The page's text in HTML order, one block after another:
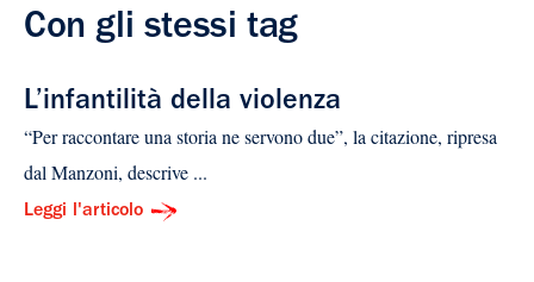
Con gli stessi tag
L’infantilità della violenza
“Per raccontare una storia ne servono due”, la citazione, ripresa
dal Manzoni, descrive ...
Leggi l'articolo